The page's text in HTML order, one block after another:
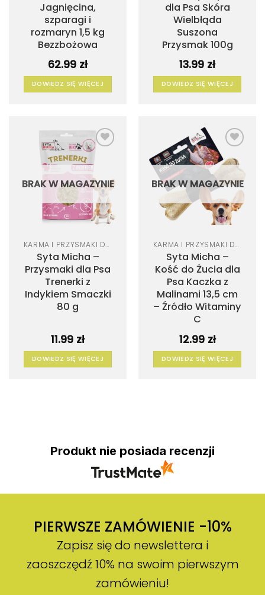
Jagnięcina,
szparagi i
rozmaryn 1,5 kg
Bezzbożowa
62.99 zł
DOWIEDZ SIĘ WIĘCEJ
dla Psa Skóra
Wielbłąda
Suszona
Przysmak 100g
13.99 zł
DOWIEDZ SIĘ WIĘCEJ
Dodaj
życzeń
BRAK W MAGAZYNIE
KARMA I PRZYSMAKI DLA PSA
Syta Micha –
Przysmaki dla Psa
Trenerki z
Indykiem Smaczki
80 g
11.99 zł
DOWIEDZ SIĘ WIĘCEJ
Dodaj
do
życzeń
BRAK W MAGAZYNIE
KARMA I PRZYSMAKI DLA PSA
Syta Micha –
Kość do Żucia dla
Psa Kaczka z
Malinami 13,5 cm
– Źródło Witaminy
C
12.99 zł
DOWIEDZ SIĘ WIĘCEJ
Produkt nie posiada recenzji
PIERWSZE ZAMÓWIENIE -10%
Zapisz się do newslettera i
zaoszczędź 10% na swoim pierwszym
zamówieniu!